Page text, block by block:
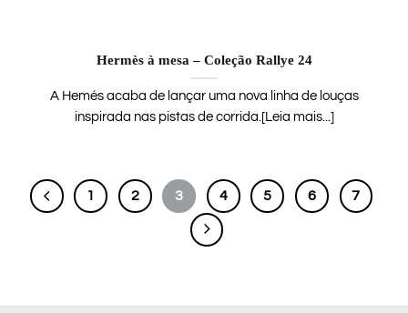
Hermès à mesa – Coleção Rallye 24
A Hemés acaba de lançar uma nova linha de louças
inspirada nas pistas de corrida.[Leia mais...]
1 2 3 4 5 6 7